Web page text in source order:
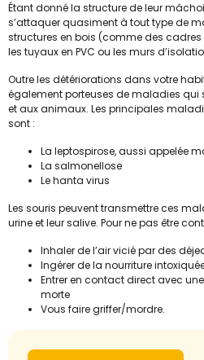
Étant donné la structure de leur
s’attaquer quasiment à tout type de
structures en bois (comme des cadres
les tuyaux en PVC ou les murs
Outre les détériorations dans votre
également porteuses de maladies qui
et aux animaux. Les principales
sont :
La leptospirose, aussi appelée
La salmonellose
Le hanta virus
Les souris peuvent transmettre ces
urine et leur salive. Pour ne pas être
Inhaler de l’air vicié par des
Ingérer de la nourriture
Entrer en contact direct avec
morte
Vous faire griffer/mordre.